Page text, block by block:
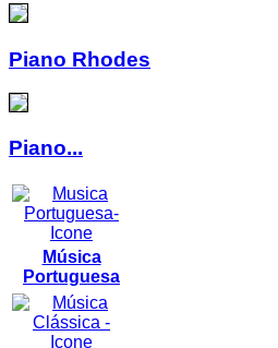
Piano Rhodes
Piano...
Música
Portuguesa